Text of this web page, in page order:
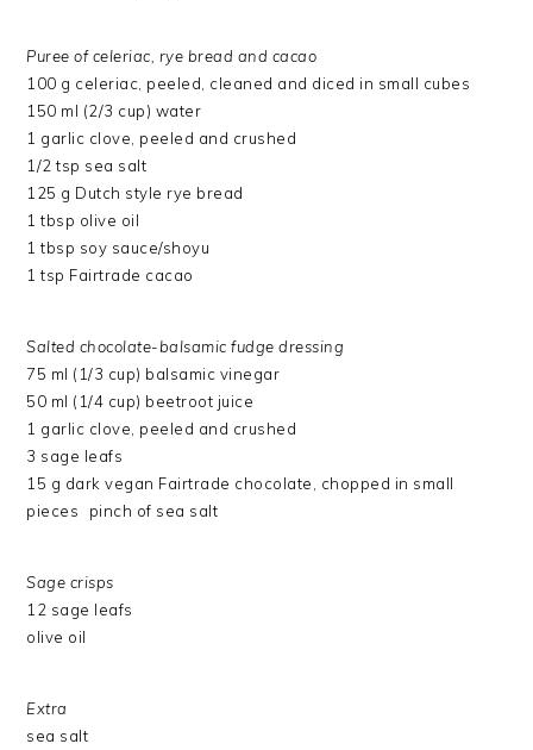
Puree of celeriac, rye bread and cacao
100 g celeriac, peeled, cleaned and diced in small cubes
150 ml (2/3 cup) water
1 garlic clove, peeled and crushed
1/2 tsp sea salt
125 g Dutch style rye bread
1 tbsp olive oil
1 tbsp soy sauce/shoyu
1 tsp Fairtrade cacao
Salted chocolate-balsamic fudge dressing
75 ml (1/3 cup) balsamic vinegar
50 ml (1/4 cup) beetroot juice
1 garlic clove, peeled and crushed
3 sage leafs
15 g dark vegan Fairtrade chocolate, chopped in small
pieces pinch of sea salt
Sage crisps
12 sage leafs
olive oil
Extra
sea salt